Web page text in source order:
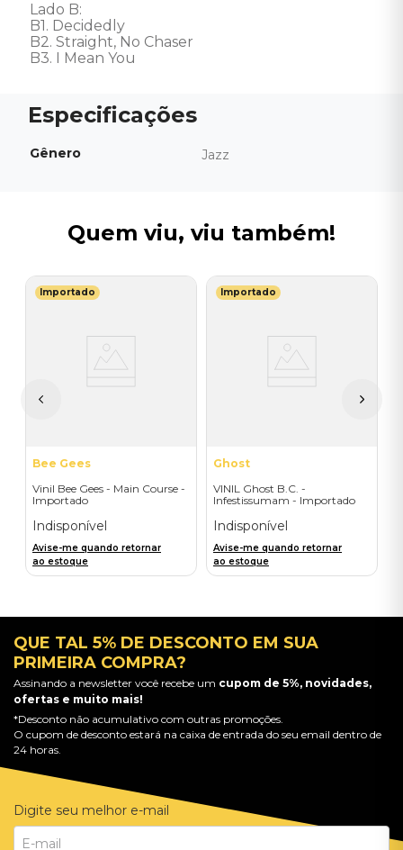
Lado B:
B1. Decidedly
B2. Straight, No Chaser
B3. I Mean You
Gênero Jazz
Quem viu, viu também!
Importado
Bee Gees
Vinil Bee Gees - Main Course -
Importado
Indisponível
Avise-me quando retornar
ao estoque
Importado
Ghost
VINIL Ghost B.C. -
Infestissumam - Importado
Indisponível
Avise-me quando retornar
ao estoque
QUE TAL 5% DE DESCONTO EM SUA
PRIMEIRA COMPRA?
Assinando a newsletter você recebe um cupom de 5%, novidades,
ofertas e muito mais!
*Desconto não acumulativo com outras promoções.
O cupom de desconto estará na caixa de entrada do seu email dentro de
24 horas.
Digite seu melhor e-mail